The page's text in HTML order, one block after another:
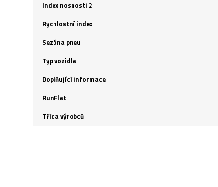
Index nosnosti 2
Rychlostní index
Sezóna pneu
Typ vozidla
Doplňující informace
RunFlat
Třída výrobců